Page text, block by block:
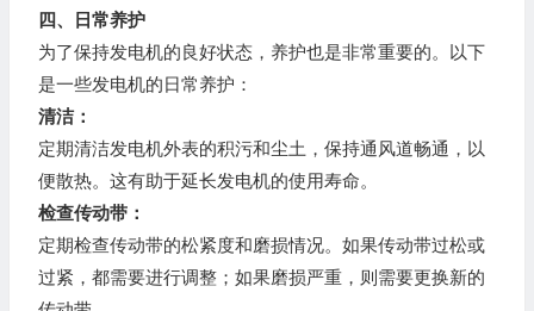
四、日常养护
为了保持发电机的良好状态，养护也是非常重要的。以下
是一些发电机的日常养护：
清洁：
定期清洁发电机外表的积污和尘土，保持通风道畅通，以
便散热。这有助于延长发电机的使用寿命。
检查传动带：
定期检查传动带的松紧度和磨损情况。如果传动带过松或
过紧，都需要进行调整；如果磨损严重，则需要更换新的